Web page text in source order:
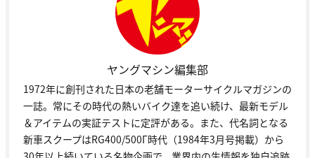
ヤングマシン編集部
1972年に創刊された日本の老舗モーターサイクルマガジンの
一誌。常にその時代の熱いバイク達を追い続け、最新モデル
＆アイテムの実証テストに定評がある。また、代名詞となる
新車スクープはRG400/500Γ時代（1984年3月号掲載）から